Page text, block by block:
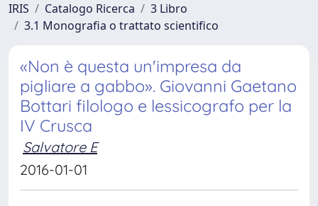
IRIS Catalogo Ricerca
3 Libro
3.1 Monografia o trattato scientifico
«Non è questa un'impresa da
pigliare a gabbo». Giovanni Gaetano
Bottari filologo e lessicografo per la
IV Crusca
Salvatore E
2016-01-01